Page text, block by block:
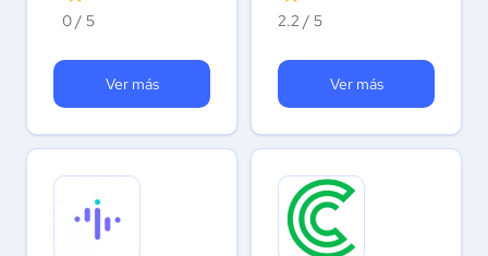
0 / 5
Ver más
2.2 / 5
Ver más